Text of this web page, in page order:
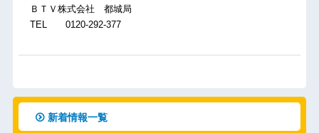
ＢＴＶ株式会社 都城局
TEL 0120-292-377
新着情報一覧